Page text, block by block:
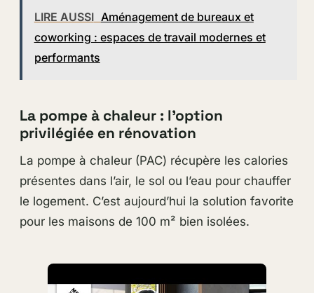
LIRE AUSSI Aménagement de bureaux et
coworking : espaces de travail modernes et
performants
La pompe à chaleur : l’option
privilégiée en rénovation
La pompe à chaleur (PAC) récupère les calories
présentes dans l’air, le sol ou l’eau pour chauffer
le logement. C’est aujourd’hui la solution favorite
pour les maisons de 100 m² bien isolées.